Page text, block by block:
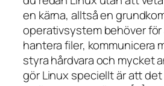
en kärna, alltså en
operativsystem behöver
hantera filer, kommunicera
styra hårdvara och mycket
gör Linux speciellt är att